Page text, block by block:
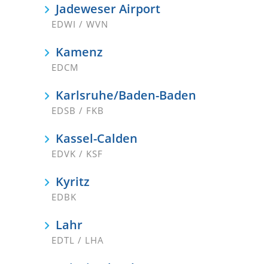
Jadeweser Airport
EDWI / WVN
Kamenz
EDCM
Karlsruhe/Baden-Baden
EDSB / FKB
Kassel-Calden
EDVK / KSF
Kyritz
EDBK
Lahr
EDTL / LHA